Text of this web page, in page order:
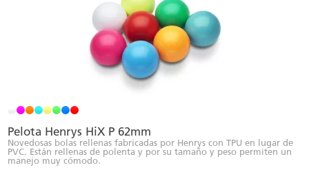
Pelota Henrys HiX P 62mm
Novedosas bolas rellenas fabricadas por Henrys con TPU en lugar de
PVC. Están rellenas de polenta y por su tamaño y peso permiten un
manejo muy cómodo.